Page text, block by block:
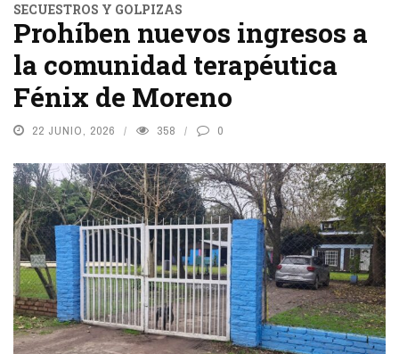
SECUESTROS Y GOLPIZAS
Prohíben nuevos ingresos a
la comunidad terapéutica
Fénix de Moreno
22 JUNIO, 2026 358 0